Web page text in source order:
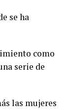
se ha
como
serie de
las mujeres